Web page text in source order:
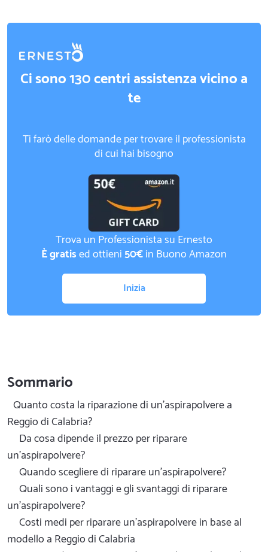
Ci sono 130 centri assistenza vicino a
te
Ti farò delle domande per trovare il professionista
di cui hai bisogno
Trova un Professionista su Ernesto
È gratised ottieni50€in Buono Amazon
Inizia
Sommario
Quanto costa la riparazione di un'aspirapolvere a
Reggio di Calabria?
Da cosa dipende il prezzo per riparare
un'aspirapolvere?
Quando scegliere di riparare un'aspirapolvere?
Quali sono i vantaggi e gli svantaggi di riparare
un'aspirapolvere?
Costi medi per riparare un'aspirapolvere in base al
modello a Reggio di Calabria